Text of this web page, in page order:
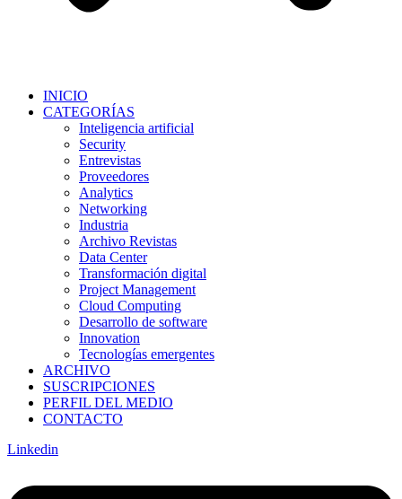
INICIO
CATEGORÍAS
Inteligencia artificial
Security
Entrevistas
Proveedores
Analytics
Networking
Industria
Archivo Revistas
Data Center
Transformación digital
Project Management
Cloud Computing
Desarrollo de software
Innovation
Tecnologías emergentes
ARCHIVO
SUSCRIPCIONES
PERFIL DEL MEDIO
CONTACTO
Linkedin